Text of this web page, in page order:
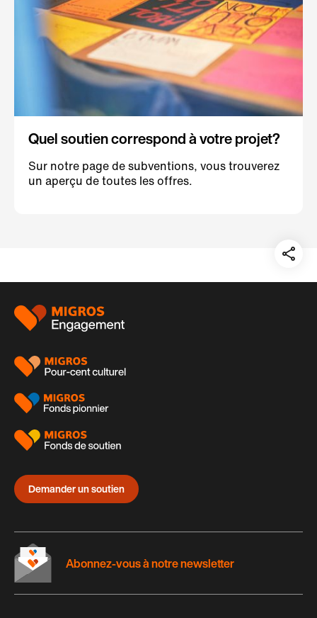
Quel soutien correspond à votre projet?
Sur notre page de subventions, vous trouverez
un aperçu de toutes les offres.
auf:
Pied
page
Demander un soutien
Abonnez-vous à notre newsletter